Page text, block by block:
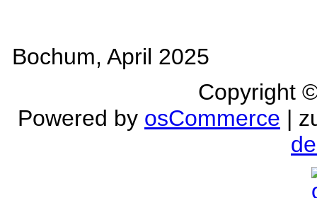
Bochum, April 2025
Copyright
Powered by osCommerce |